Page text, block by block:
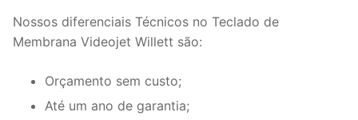
Nossos diferenciais Técnicos no Teclado de
Membrana Videojet Willett são:
Orçamento sem custo;
Até um ano de garantia;